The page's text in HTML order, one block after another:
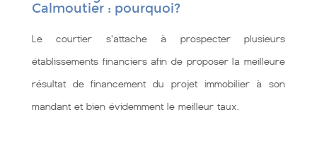
Calmoutier : pourquoi?
Le courtier s'attache à prospecter plusieurs
établissements financiers afin de proposer la meilleure
résultat de financement du projet immobilier à son
mandant et bien évidemment le meilleur taux.